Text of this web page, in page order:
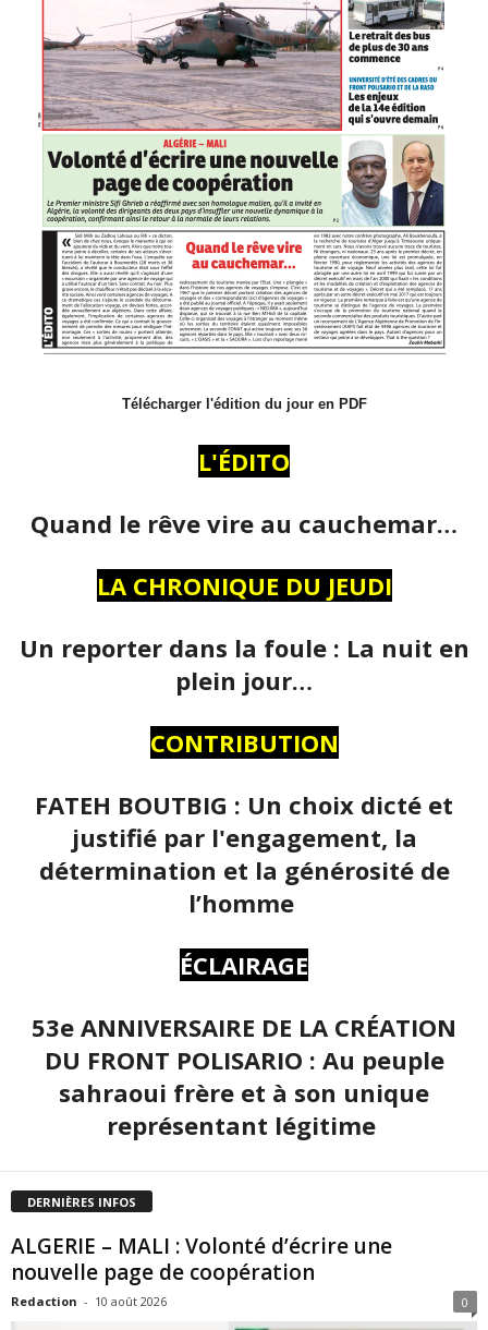
Télécharger l'édition du jour en PDF
L'ÉDITO
Quand le rêve vire au cauchemar…
LA CHRONIQUE DU JEUDI
Un reporter dans la foule : La nuit en
plein jour…
CONTRIBUTION
FATEH BOUTBIG : Un choix dicté et
justifié par l'engagement, la
détermination et la générosité de
l’homme
ÉCLAIRAGE
53e ANNIVERSAIRE DE LA CRÉATION
DU FRONT POLISARIO : Au peuple
sahraoui frère et à son unique
représentant légitime
DERNIÈRES INFOS
ALGERIE – MALI : Volonté d’écrire une
nouvelle page de coopération
Redaction - 10 août 2026 0